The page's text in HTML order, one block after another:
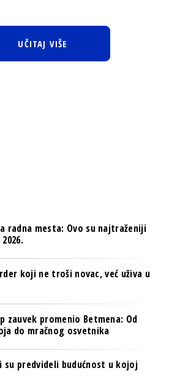
UČITAJ VIŠE
radna mesta: Ovo su najtraženiji
koji ne troši novac, već uživa u
zauvek promenio Betmena: Od
do mračnog osvetnika
su predvideli budućnost u kojoj